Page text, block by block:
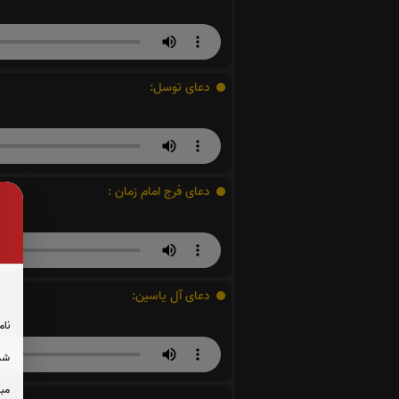
دعای توسل:
دعای فرج امام زمان :
دعای آل یاسین: